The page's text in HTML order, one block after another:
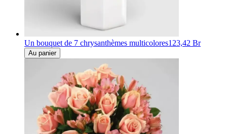
Un bouquet de 7 chrysanthèmes multicolores123,42 Br
Au panier